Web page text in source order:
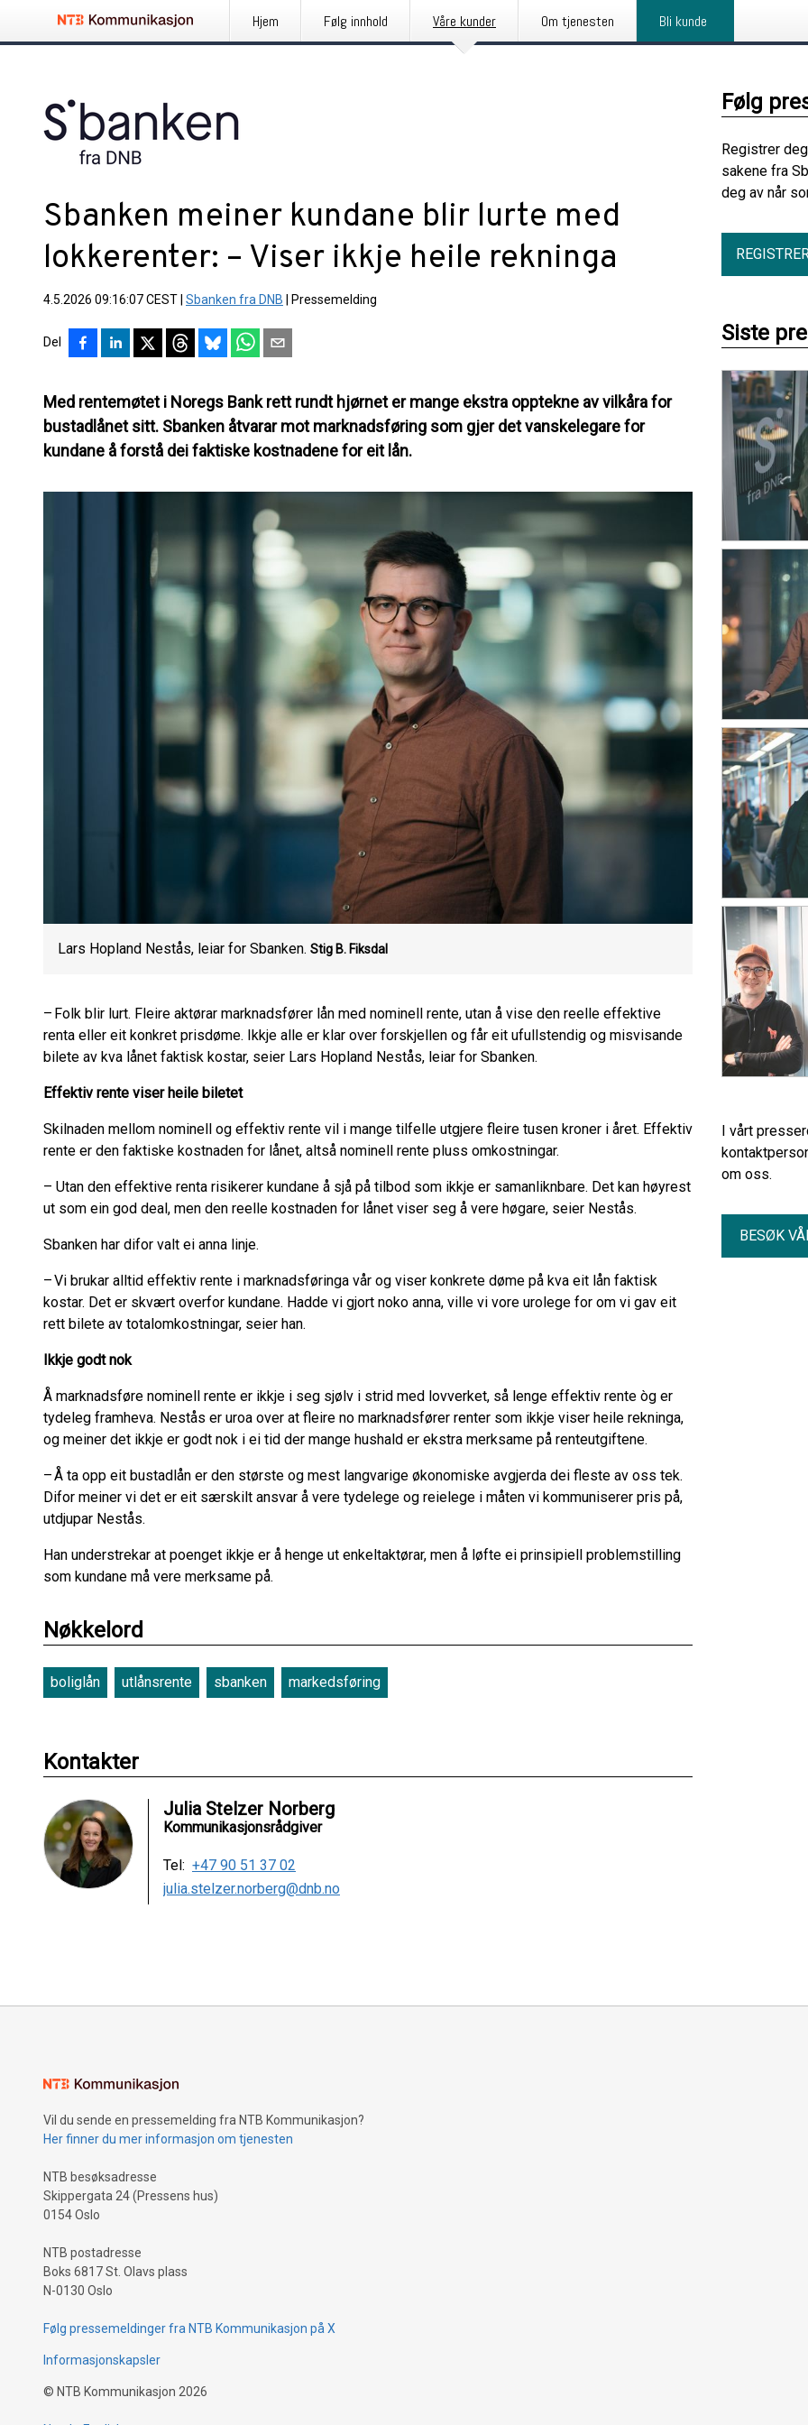
Hjem Følg innhold Våre kunder Om tjenesten Bli kunde
Sbanken meiner kundane blir lurte med
lokkerenter: – Viser ikkje heile rekninga
4.5.2026 09:16:07 CEST Sbanken fra DNB Pressemelding
Del
Med rentemøtet i Noregs Bank rett rundt hjørnet er mange ekstra opptekne av vilkåra for
bustadlånet sitt. Sbanken åtvarar mot marknadsføring som gjer det vanskelegare for
kundane å forstå dei faktiske kostnadene for eit lån.
Lars Hopland Nestås, leiar for Sbanken. Stig B. Fiksdal
– Folk blir lurt. Fleire aktørar marknadsfører lån med nominell rente, utan å vise den reelle effektive
renta eller eit konkret prisdøme. Ikkje alle er klar over forskjellen og får eit ufullstendig og misvisande
bilete av kva lånet faktisk kostar, seier Lars Hopland Nestås, leiar for Sbanken.
Effektiv rente viser heile biletet
Skilnaden mellom nominell og effektiv rente vil i mange tilfelle utgjere fleire tusen kroner i året. Effektiv
rente er den faktiske kostnaden for lånet, altså nominell rente pluss omkostningar.
– Utan den effektive renta risikerer kundane å sjå på tilbod som ikkje er samanliknbare. Det kan høyrest
ut som ein god deal, men den reelle kostnaden for lånet viser seg å vere høgare, seier Nestås.
Sbanken har difor valt ei anna linje.
– Vi brukar alltid effektiv rente i marknadsføringa vår og viser konkrete døme på kva eit lån faktisk
kostar. Det er skvært overfor kundane. Hadde vi gjort noko anna, ville vi vore urolege for om vi gav eit
rett bilete av totalomkostningar, seier han.
Ikkje godt nok
Å marknadsføre nominell rente er ikkje i seg sjølv i strid med lovverket, så lenge effektiv rente òg er
tydeleg framheva. Nestås er uroa over at fleire no marknadsfører renter som ikkje viser heile rekninga,
og meiner det ikkje er godt nok i ei tid der mange hushald er ekstra merksame på renteutgiftene.
– Å ta opp eit bustadlån er den største og mest langvarige økonomiske avgjerda dei fleste av oss tek.
Difor meiner vi det er eit særskilt ansvar å vere tydelege og reielege i måten vi kommuniserer pris på,
utdjupar Nestås.
Han understrekar at poenget ikkje er å henge ut enkeltaktørar, men å løfte ei prinsipiell problemstilling
som kundane må vere merksame på.
Nøkkelord
boliglån utlånsrente sbanken markedsføring
Kontakter
Julia Stelzer Norberg
Kommunikasjonsrådgiver
Tel: +47 90 51 37 02
julia.stelzer.norberg@dnb.no
Følg
Registrer
sakene fra
deg av når
Siste
I vårt
om oss.
BESØK
Vil du sende en pressemelding fra NTB Kommunikasjon?
Her finner du mer informasjon om tjenesten
NTB besøksadresse
Skippergata 24 (Pressens hus)
0154 Oslo
NTB postadresse
Boks 6817 St. Olavs plass
N-0130 Oslo
Følg pressemeldinger fra NTB Kommunikasjon på X
Informasjonskapsler
© NTB Kommunikasjon 2026